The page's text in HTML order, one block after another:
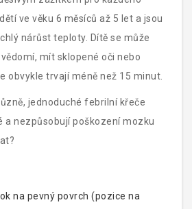
ve věku 6 měsíců až 5 let a jsou
nárůst teploty. Dítě se může
mít sklopené oči nebo
obvykle trvají méně než 15 minut.
jednoduché febrilní křeče
a nezpůsobují poškození mozku
na pevný povrch (pozice na